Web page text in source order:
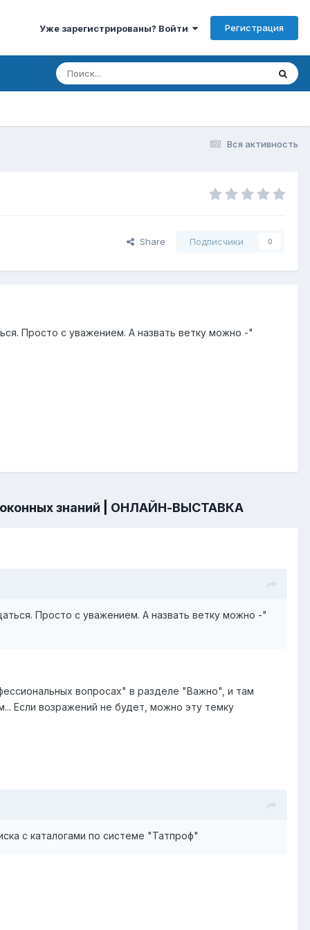
Уже зарегистрированы? Войти Регистрация
Вся активность
Share Подписчики 0
Просто с уважением. А назвать ветку можно -"
знаний ОНЛАЙН-ВЫСТАВКА
Просто с уважением. А назвать ветку можно -"
вопросах" в разделе "Важно", и там
Если возражений не будет, можно эту темку
с каталогами по системе "Татпроф"